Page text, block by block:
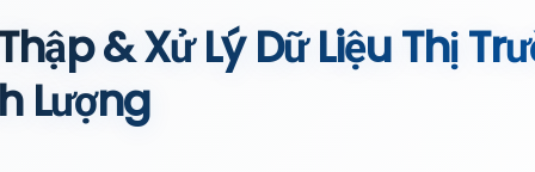
Thập & Xử Lý Dữ Liệu Thị
Lượng